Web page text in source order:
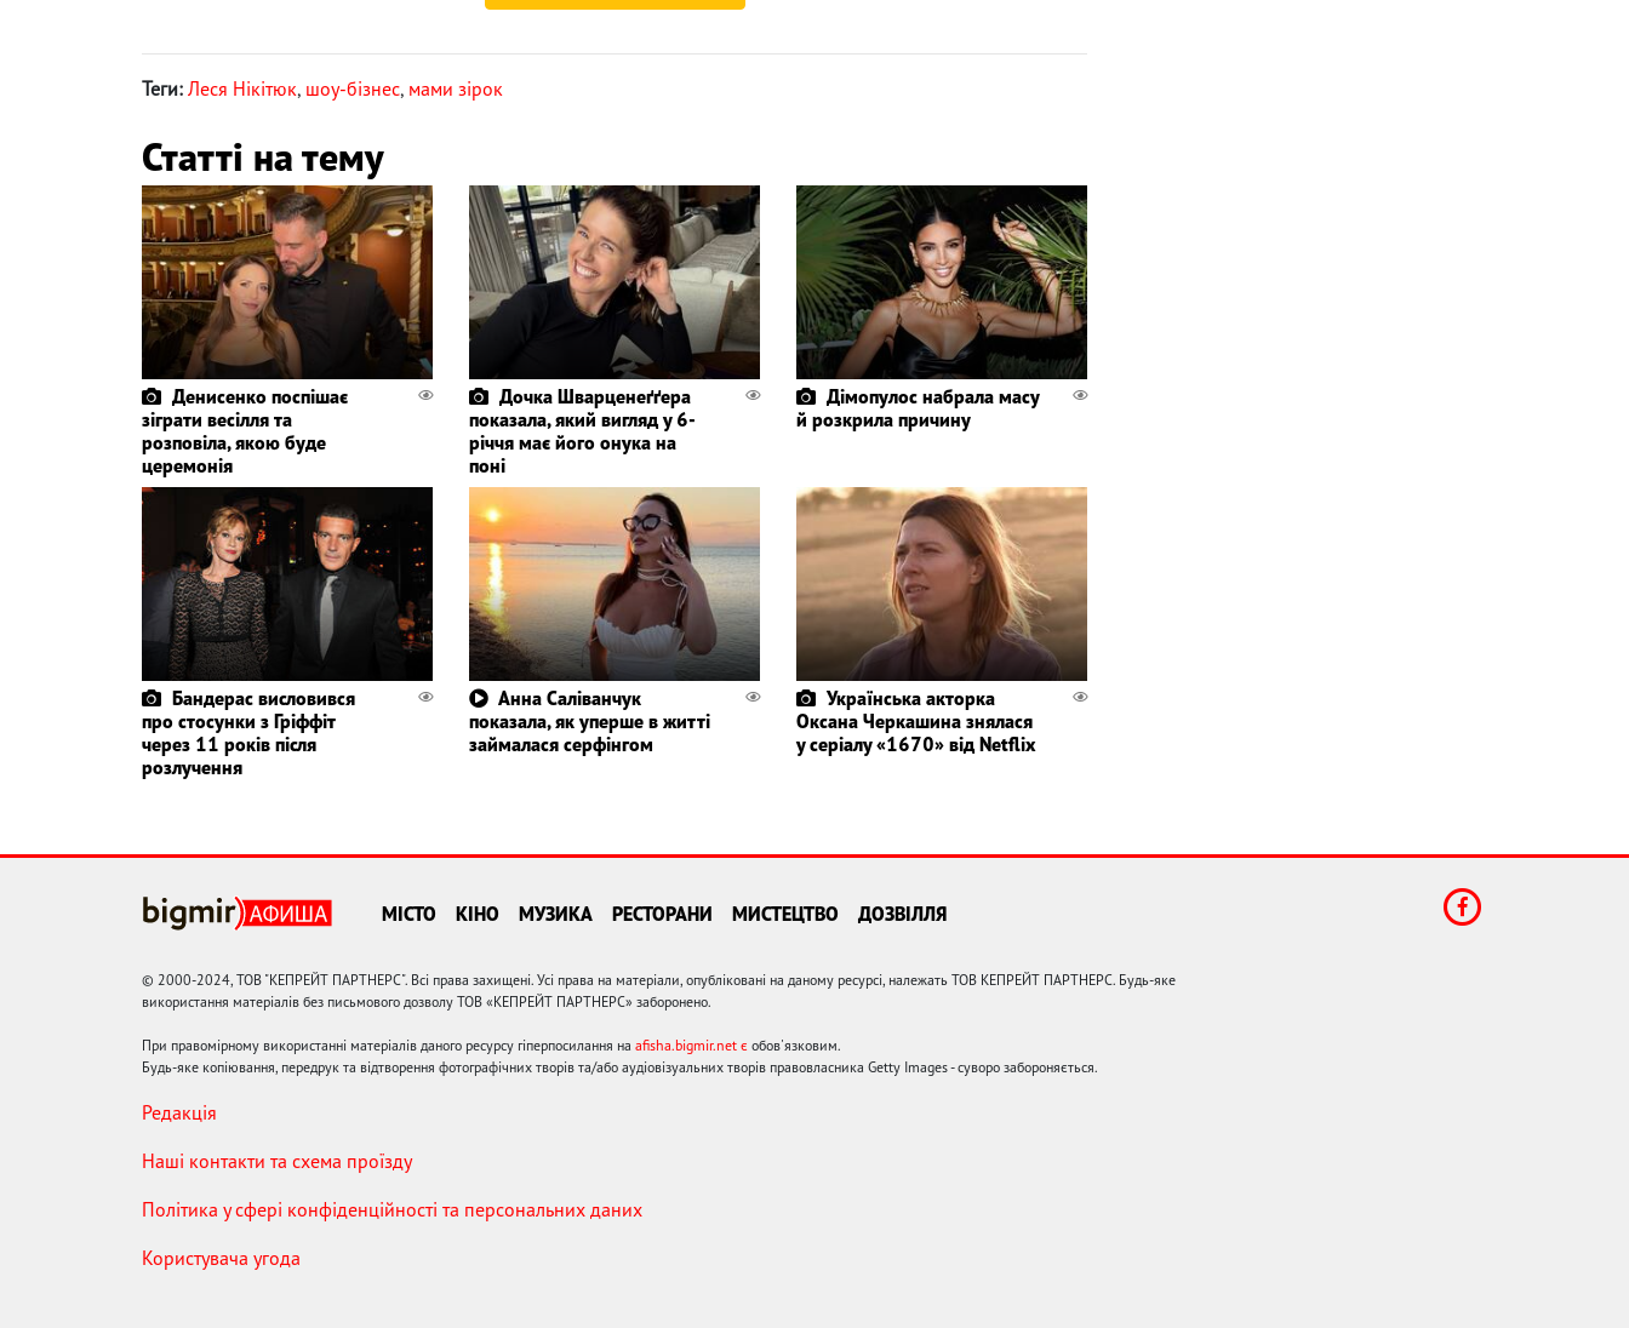
Теги: Леся Нікітюк, шоу-бізнес, мами зірок
Статті на тему
Денисенко поспішає
зіграти весілля та
розповіла, якою буде
церемонія
Дочка Шварценеґґера
показала, який вигляд у 6-
річчя має його онука на
поні
Дімопулос набрала масу
й розкрила причину
Бандерас висловився
про стосунки з Гріффіт
через 11 років після
розлучення
Анна Саліванчук
показала, як уперше в житті
займалася серфінгом
Українська акторка
Оксана Черкашина знялася
у серіалу «1670» від Netflix
МІСТО КІНО МУЗИКА РЕСТОРАНИ МИСТЕЦТВО ДОЗВІЛЛЯ
© 2000-2024, ТОВ "КЕПРЕЙТ ПАРТНЕРС". Всі права захищені. Усі права на матеріали, опубліковані на даному ресурсі, належать ТОВ КЕПРЕЙТ ПАРТНЕРС. Будь-яке
використання матеріалів без письмового дозволу ТОВ «КЕПРЕЙТ ПАРТНЕРС» заборонено.
При правомірному використанні матеріалів даного ресурсу гіперпосилання на afisha.bigmir.net є обов'язковим.
Будь-яке копіювання, передрук та відтворення фотографічних творів та/або аудіовізуальних творів правовласника Getty Images - суворо забороняється.
Редакція
Наші контакти та схема проїзду
Політика у сфері конфіденційності та персональних даних
Користувача угода